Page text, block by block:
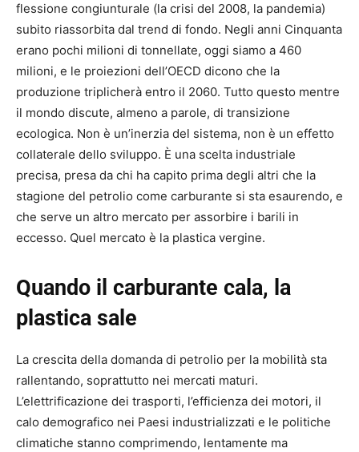
flessione congiunturale (la crisi del 2008, la pandemia)
subito riassorbita dal trend di fondo. Negli anni Cinquanta
erano pochi milioni di tonnellate, oggi siamo a 460
milioni, e le proiezioni dell’OECD dicono che la
produzione triplicherà entro il 2060. Tutto questo mentre
il mondo discute, almeno a parole, di transizione
ecologica. Non è un’inerzia del sistema, non è un effetto
collaterale dello sviluppo. È una scelta industriale
precisa, presa da chi ha capito prima degli altri che la
stagione del petrolio come carburante si sta esaurendo, e
che serve un altro mercato per assorbire i barili in
eccesso. Quel mercato è la plastica vergine.
Quando il carburante cala, la
plastica sale
La crescita della domanda di petrolio per la mobilità sta
rallentando, soprattutto nei mercati maturi.
L’elettrificazione dei trasporti, l’efficienza dei motori, il
calo demografico nei Paesi industrializzati e le politiche
climatiche stanno comprimendo, lentamente ma